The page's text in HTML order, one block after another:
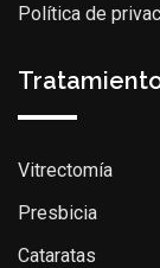
Política de
Vitrectomía
Presbicia
Cataratas